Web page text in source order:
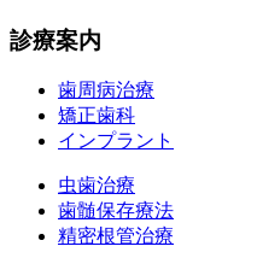
診療案内
歯周病治療
矯正歯科
インプラント
虫歯治療
歯髄保存療法
精密根管治療